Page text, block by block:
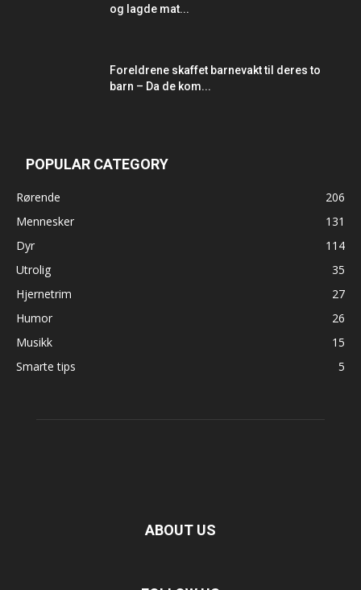
og lagde mat...
Foreldrene skaffet barnevakt til deres to
barn – Da de kom...
POPULAR CATEGORY
Rørende
206
Mennesker
131
Dyr
114
Utrolig
35
Hjernetrim
27
Humor
26
Musikk
15
Smarte tips
5
ABOUT US